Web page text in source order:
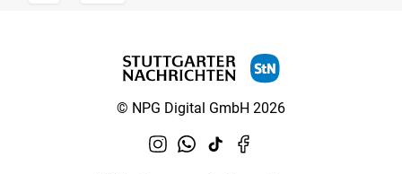
© NPG Digital GmbH 2026